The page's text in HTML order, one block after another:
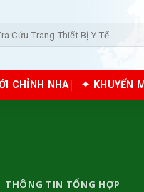
CHỈNH NHA ✦ KHUYẾN
THÔNG TIN TỔNG HỢP